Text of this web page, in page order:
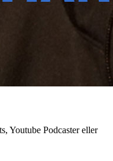
Youtube Podcaster eller